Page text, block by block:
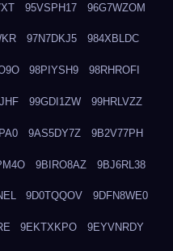
95VSPH17 96G7WZOM
97N7DKJ5 984XBLDC
98PIYSH9 98RHROFI
99GDI1ZW 99HRLVZZ
9AS5DY7Z 9B2V77PH
9BIRO8AZ 9BJ6RL38
9D0TQQOV 9DFN8WE0
9EKTXKPO 9EYVNRDY